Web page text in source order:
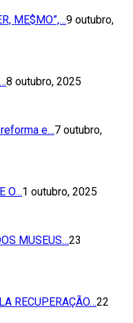
ME$MO”,…9 outubro,
8 outubro, 2025
e…7 outubro,
O…1 outubro, 2025
MUSEUS…23
RECUPERAÇÃO…22